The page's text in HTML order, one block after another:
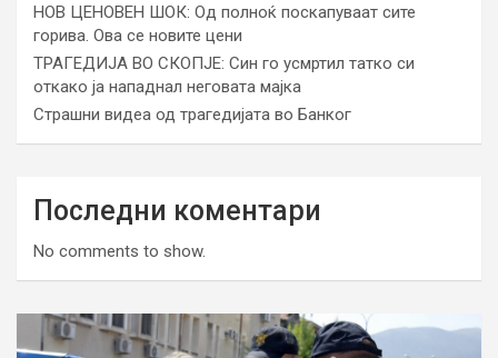
НОВ ЦЕНОВЕН ШОК: Од полноќ поскапуваат сите
горива. Ова се новите цени
ТРАГЕДИЈА ВО СКОПЈЕ: Син го усмртил татко си
откако ја нападнал неговата мајка
Страшни видеа од трагедијата во Банког
Последни коментари
No comments to show.